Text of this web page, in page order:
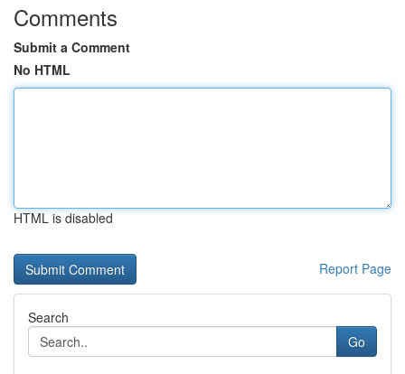
Comments
Submit a Comment
No HTML
HTML is disabled
Report Page
Search
Go